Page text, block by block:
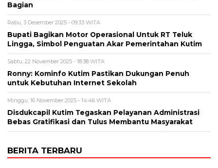
Bagian
Rabu, 3 Desember 2025 - 09:33 WITA
Bupati Bagikan Motor Operasional Untuk RT Teluk
Lingga, Simbol Penguatan Akar Pemerintahan Kutim
Sabtu, 22 November 2025 - 18:38 WITA
Ronny: Kominfo Kutim Pastikan Dukungan Penuh
untuk Kebutuhan Internet Sekolah
Minggu, 16 November 2025 - 14:46 WITA
Disdukcapil Kutim Tegaskan Pelayanan Administrasi
Bebas Gratifikasi dan Tulus Membantu Masyarakat
BERITA TERBARU